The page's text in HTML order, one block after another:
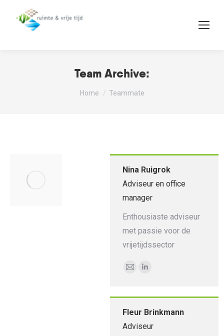
Team Archive:
Je bent hier:
Home Teammate
Nina Ruigrok
Adviseur en office
manager
Enthousiaste adviseur
met passie voor de
vrijetijdssector
E-
Fleur Brinkmann
Adviseur